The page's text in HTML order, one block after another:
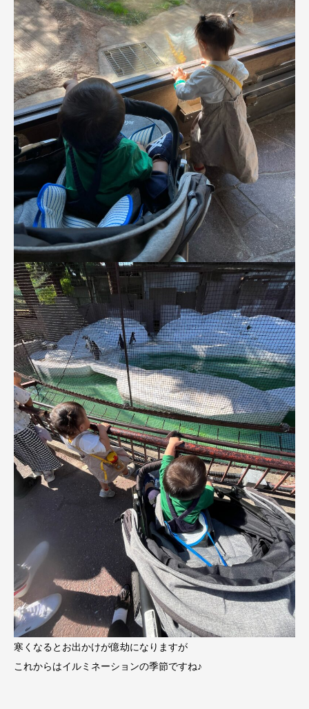
寒くなるとお出かけが億劫になりますが
これからはイルミネーションの季節ですね♪